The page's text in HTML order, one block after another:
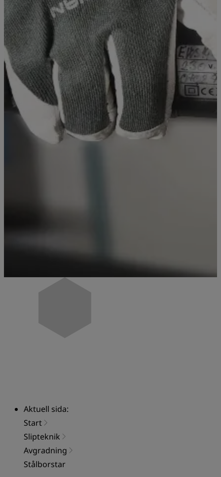
Aktuell sida:
Start
Slipteknik
Avgradning
Stålborstar